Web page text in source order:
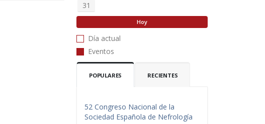
31
Hoy
Día actual
Eventos
POPULARES RECIENTES
52 Congreso Nacional de la
Sociedad Española de Nefrología